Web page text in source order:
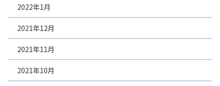
2022年1月
2021年12月
2021年11月
2021年10月